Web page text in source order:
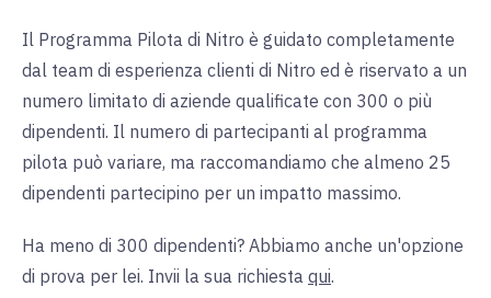
Il Programma Pilota di Nitro è guidato completamente
dal team di esperienza clienti di Nitro ed è riservato a un
numero limitato di aziende qualificate con 300 o più
dipendenti. Il numero di partecipanti al programma
pilota può variare, ma raccomandiamo che almeno 25
dipendenti partecipino per un impatto massimo.
Ha meno di 300 dipendenti? Abbiamo anche un'opzione
di prova per lei. Invii la sua richiesta qui.